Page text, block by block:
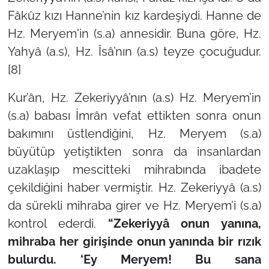
Fâkûz kızı Hanne’nin kız kardeşiydi. Hanne de
Hz. Meryem'in (s.a) annesidir. Buna göre, Hz.
Yahyâ (a.s), Hz. Îsâ’nın (a.s) teyze çocuğudur.
[8]
Kur’ân, Hz. Zekeriyyâ’nın (a.s) Hz. Meryem’in
(s.a) babası İmrân vefat ettikten sonra onun
bakımını üstlendiğini, Hz. Meryem (s.a)
büyütüp yetiştikten sonra da insanlardan
uzaklaşıp mescitteki mihrabında ibadete
çekildiğini haber vermiştir. Hz. Zekeriyyâ (a.s)
da sürekli mihraba girer ve Hz. Meryem’i (s.a)
kontrol ederdi. “Zekeriyyâ onun yanına,
mihraba her girişinde onun yanında bir rızık
bulurdu. ‘Ey Meryem! Bu sana